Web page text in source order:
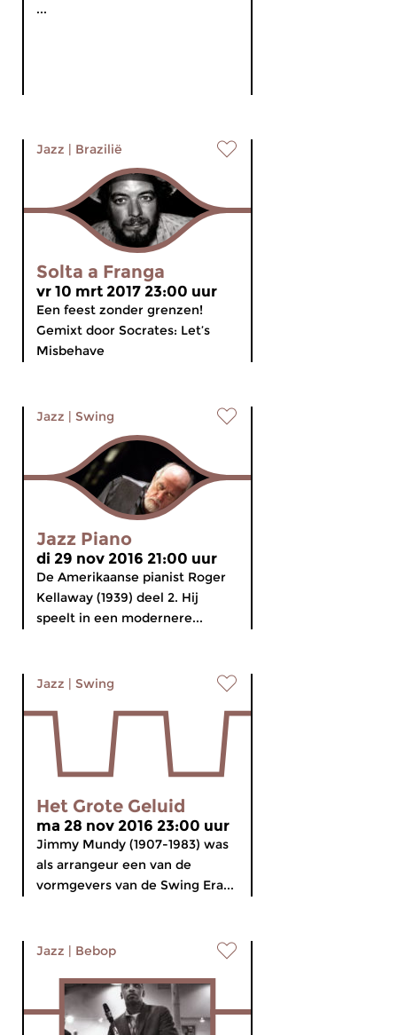
...
Jazz | Brazilië
Solta a Franga
vr 10 mrt 2017 23:00 uur
Een feest zonder grenzen!
Gemixt door Socrates: Let’s
Misbehave
Jazz | Swing
Jazz Piano
di 29 nov 2016 21:00 uur
De Amerikaanse pianist Roger
Kellaway (1939) deel 2. Hij
speelt in een modernere...
Jazz | Swing
Het Grote Geluid
ma 28 nov 2016 23:00 uur
Jimmy Mundy (1907-1983) was
als arrangeur een van de
vormgevers van de Swing Era...
Jazz | Bebop